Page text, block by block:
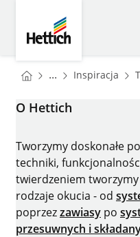
You are here:
Homepage
... Inspiracja
O Hettich
Tworzymy doskonałe
techniki,
twierdzeniem
rodzaje okucia - od
poprzezzawiasy po
przesuwnych i